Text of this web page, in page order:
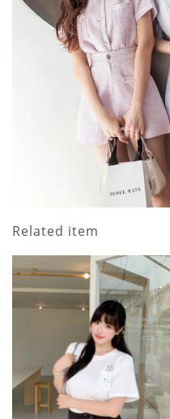
Related item